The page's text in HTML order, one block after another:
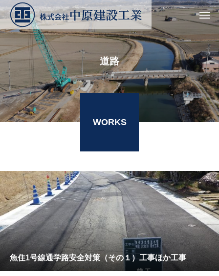
道路
WORKS
魚住1号線通学路安全対策（その１）工事ほか工事